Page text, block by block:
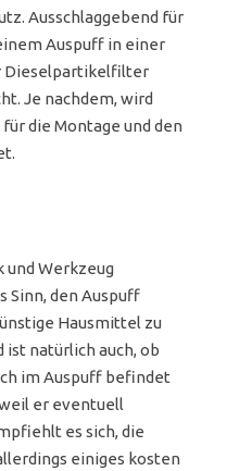
Ausschlaggebend für
Auspuff in einer
Dieselpartikelfilter
Je nachdem, wird
die Montage und den
und Werkzeug
Sinn, den Auspuff
Hausmittel zu
ist natürlich auch, ob
im Auspuff befindet
er eventuell
es sich, die
einiges kosten